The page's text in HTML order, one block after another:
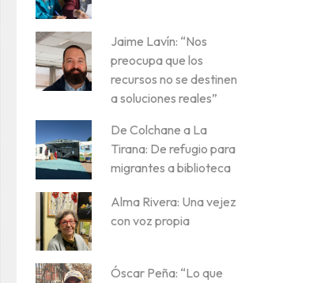
Jaime Lavín: “Nos
preocupa que los
recursos no se destinen
a soluciones reales”
De Colchane a La
Tirana: De refugio para
migrantes a biblioteca
Alma Rivera: Una vejez
con voz propia
Óscar Peña: “Lo que